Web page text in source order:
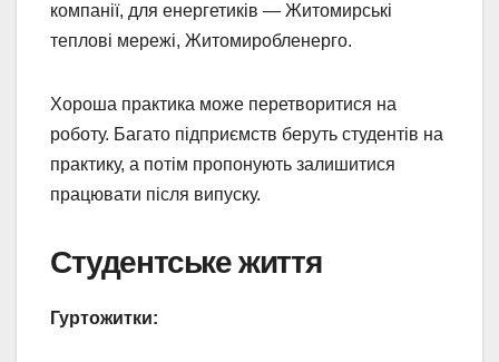
компанії, для енергетиків — Житомирські
теплові мережі, Житомиробленерго.
Хороша практика може перетворитися на
роботу. Багато підприємств беруть студентів на
практику, а потім пропонують залишитися
працювати після випуску.
Студентське життя
Гуртожитки: